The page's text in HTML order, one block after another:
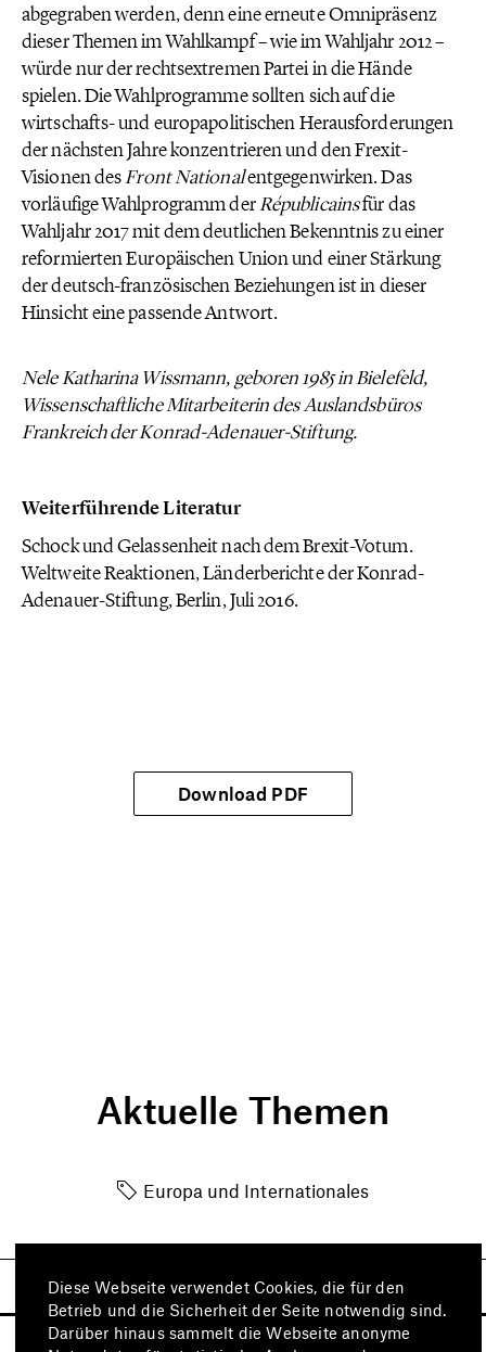
abgegraben werden, denn eine erneute Omnipräsenz
dieser Themen im Wahlkampf – wie im Wahljahr 2012 –
würde nur der rechtsextremen Partei in die Hände
spielen. Die Wahlprogramme sollten sich auf die
wirtschafts- und europapolitischen Herausforderungen
der nächsten Jahre konzentrieren und den Frexit-
Visionen desFront Nationalentgegenwirken. Das
vorläufige Wahlprogramm derRépublicainsfür das
Wahljahr 2017 mit dem deutlichen Bekenntnis zu einer
reformierten Europäischen Union und einer Stärkung
der deutsch-französischen Beziehungen ist in dieser
Hinsicht eine passende Antwort.
Nele Katharina Wissmann, geboren 1985 in Bielefeld,
Wissenschaftliche Mitarbeiterin des Auslandsbüros
Frankreich der Konrad-Adenauer-Stiftung.
Weiterführende Literatur
Schock und Gelassenheit nach dem Brexit-Votum.
Weltweite Reaktionen, Länderberichte der Konrad-
Adenauer-Stiftung, Berlin, Juli 2016.
Download PDF
Aktuelle Themen
Europa und Internationales
Diese Webseite verwendet Cookies, die für den
Betrieb und die Sicherheit der Seite notwendig sind.
Darüber hinaus sammelt die Webseite anonyme